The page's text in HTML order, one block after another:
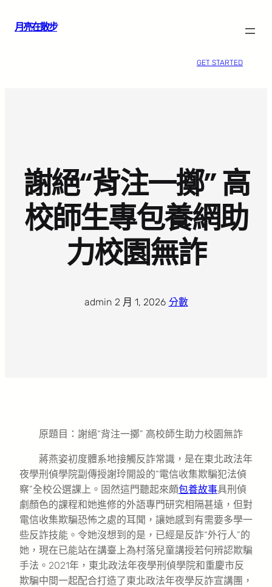
月亮在散步
GET STARTED
謝絕“背注一擲” 高
校師生專包養網助
力校園無詐
admin· 2 月 1, 2026· 分數
原題目：謝絕“背注一擲” 高校師生助力校園無詐
蔣燕姿初度體系地接觸反詐常識，是在東北政法年
夜學刑偵學院副傳授謝玲開設的“電信收集欺騙犯法偵
察”全校公選課上。固然這門聽起來頗包養故事具刑偵
劇顏色的課程和她進修的外語專門研究相隔甚遠，但對
電信收集欺騙恐怖之處的耳聞，讓她感到有需要多學一
些反詐技能。令她沒想到的是，已經是反詐“外行人”的
她，現在已能站在講臺上為村落兒童講授若何辨認欺騙
手法。2021年，東北政法年夜學刑偵學院和重慶市反
欺騙中間一起配合打造了東北政法年夜學反詐宣講團，